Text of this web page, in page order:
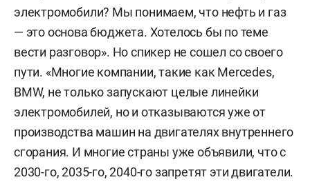
электромобили? Мы понимаем, что нефть и газ
— это основа бюджета. Хотелось бы по теме
вести разговор». Но спикер не сошел со своего
пути. «Многие компании, такие как Mercedes,
BMW, не только запускают целые линейки
электромобилей, но и отказываются уже от
производства машин на двигателях внутреннего
сгорания. И многие страны уже объявили, что с
2030-го, 2035-го, 2040-го запретят эти двигатели.